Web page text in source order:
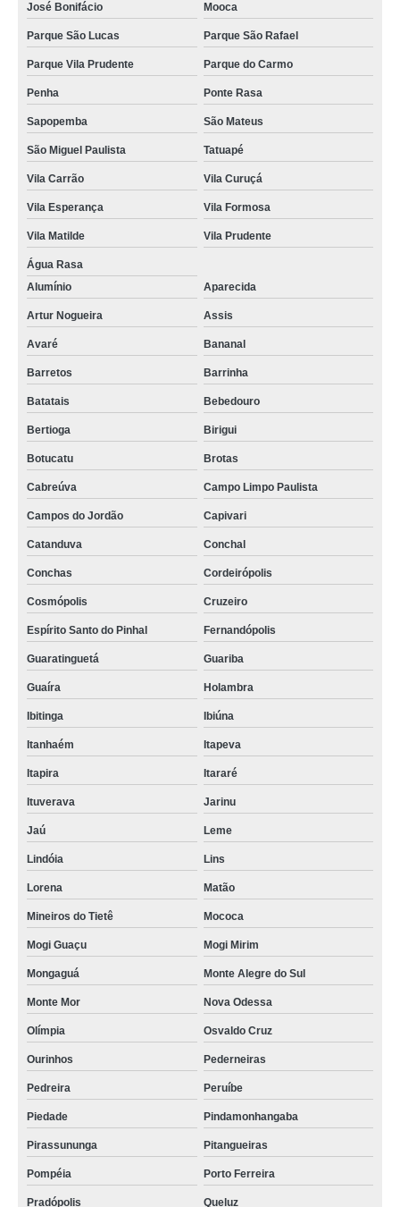
José Bonifácio Mooca
Parque São Lucas Parque São Rafael
Parque Vila Prudente Parque do Carmo
Penha Ponte Rasa
Sapopemba São Mateus
São Miguel Paulista Tatuapé
Vila Carrão Vila Curuçá
Vila Esperança Vila Formosa
Vila Matilde Vila Prudente
Água Rasa
Alumínio
Aparecida
Artur Nogueira Assis
Avaré Bananal
Barretos Barrinha
Batatais Bebedouro
Bertioga Birigui
Botucatu Brotas
Cabreúva Campo Limpo Paulista
Campos do Jordão Capivari
Catanduva Conchal
Conchas Cordeirópolis
Cosmópolis Cruzeiro
Espírito Santo do Pinhal Fernandópolis
Guaratinguetá Guariba
Guaíra Holambra
Ibitinga Ibiúna
Itanhaém Itapeva
Itapira Itararé
Ituverava Jarinu
Jaú Leme
Lindóia Lins
Lorena Matão
Mineiros do Tietê Mococa
Mogi Guaçu Mogi Mirim
Mongaguá Monte Alegre do Sul
Monte Mor Nova Odessa
Olímpia Osvaldo Cruz
Ourinhos Pederneiras
Pedreira Peruíbe
Piedade Pindamonhangaba
Pirassununga Pitangueiras
Pompéia Porto Ferreira
Pradópolis Queluz